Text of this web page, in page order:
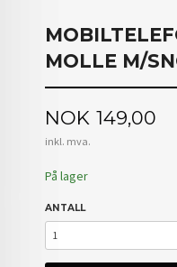
MOLLE M/
Pris
NOK 149,00
inkl. mva.
På lager
ANTALL